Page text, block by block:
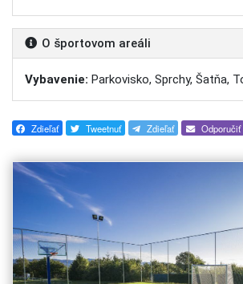
O športovom areáli
Vybavenie: Parkovisko, Sprchy, Šatňa,
Zdieľať Tweetnuť Zdieľať Odporučiť